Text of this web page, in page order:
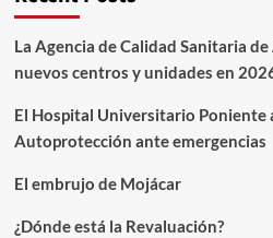
La Agencia de Calidad Sanitaria
nuevos centros y unidades en
El Hospital Universitario Poniente
Autoprotección ante emergencias
El embrujo de Mojácar
¿Dónde está la Revaluación?